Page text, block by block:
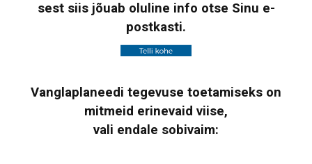
sest siis jõuab oluline info otse Sinu e-
postkasti.
Vanglaplaneedi tegevuse toetamiseks on
mitmeid erinevaid viise,
vali endale sobivaim: